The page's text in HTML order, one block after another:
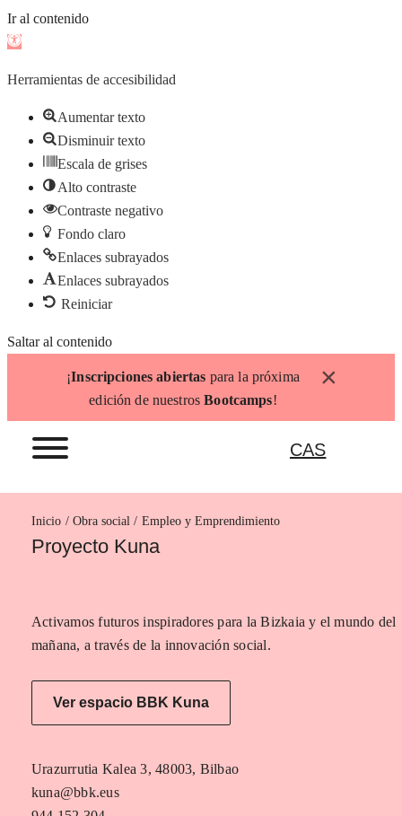
Ir al contenido
Abrir
de
herramientas
Herramientas de accesibilidad
Aumentar texto
Disminuir texto
Escala de grises
Alto contraste
Contraste negativo
Fondo claro
Enlaces subrayados
Enlaces subrayados
Reiniciar
Saltar al contenido
¡Inscripciones abiertas para la próxima
edición de nuestrosBootcamps!
×
CAS
Inicio Empleo y Emprendimiento
Proyecto Kuna
Activamos futuros inspiradores para la Bizkaia y el mundo del
mañana, a través de la innovación social.
Ver espacio BBK Kuna
Urazurrutia Kalea 3, 48003, Bilbao
kuna@bbk.eus